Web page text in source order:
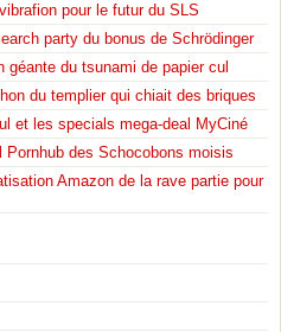
pour le futur du SLS
party du bonus de Schrödinger
géante du tsunami de papier cul
du templier qui chiait des briques
et les specials mega-deal MyCiné
Pornhub des Schocobons moisis
Amazon de la rave partie pour